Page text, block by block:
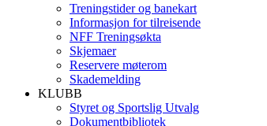
Treningstider og banekart
Informasjon for tilreisende
NFF Treningsøkta
Skjemaer
Reservere møterom
Skademelding
KLUBB
Styret og Sportslig Utvalg
Dokumentbibliotek